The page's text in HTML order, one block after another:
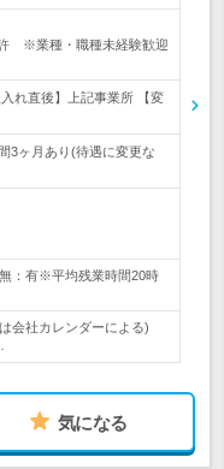
※業種・職種未経験歓迎
れ直後】上記事業所 【変
3ヶ月あり(待遇に変更な
：有※平均残業時間20時
は会社カレンダーによる)
気になる